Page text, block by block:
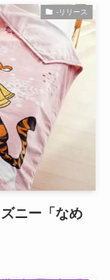
-リリース
ニー「なめ